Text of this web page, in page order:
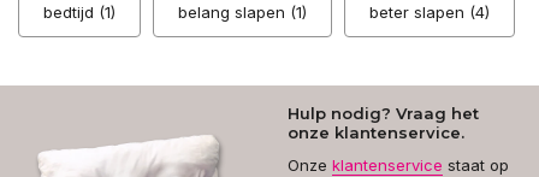
bedtijd (1) belang slapen (1) beter slapen (4)
Hulp nodig? Vraag het
onze klantenservice.
Onze klantenservice staat op